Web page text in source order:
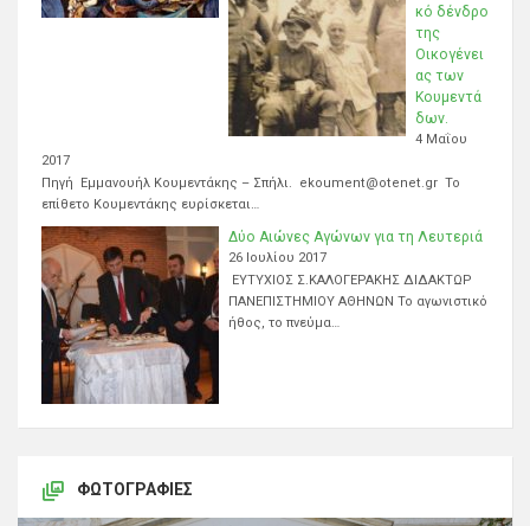
κό δένδρο
της
Οικογένει
ας των
Κουμεντά
δων.
4 Μαΐου
2017
Πηγή Εμμανουήλ Κουμεντάκης – Σπήλι. ekoument@otenet.gr Το
επίθετο Κουμεντάκης ευρίσκεται…
Δύο Αιώνες Αγώνων για τη Λευτεριά
26 Ιουλίου 2017
ΕΥΤΥΧΙΟΣ Σ.ΚΑΛΟΓΕΡΑΚΗΣ ΔΙΔΑΚΤΩΡ
ΠΑΝΕΠΙΣΤΗΜΙΟΥ ΑΘΗΝΩΝ Το αγωνιστικό
ήθος, το πνεύμα…
ΦΩΤΟΓΡΑΦΊΕΣ